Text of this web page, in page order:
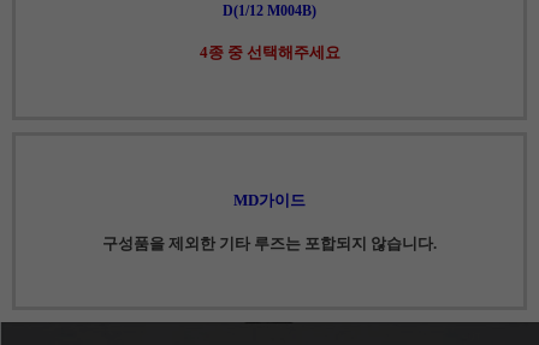
D(1/12 M004B)
4종 중 선택해주세요
MD가이드
구성품을 제외한 기타 루즈는 포합되지 않습니다.